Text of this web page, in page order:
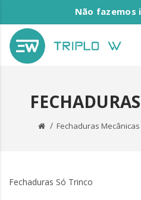
Não fazemos
Fechaduras Mecânicas
Fechaduras Só Trinco